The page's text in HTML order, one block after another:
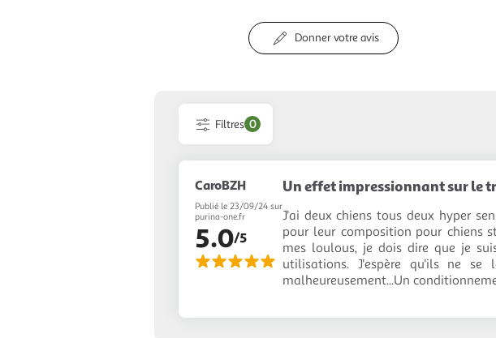
Donner votre avis
Filtres 0
CaroBZH
Publié le 23/09/24 sur
purina-one.fr
5.0/5
Un effet impressionnant sur le
J'ai deux chiens tous deux hyper
pour leur composition pour chiens
mes loulous, je dois dire que je
utilisations. J'espère qu'ils ne se
malheureusement...Un